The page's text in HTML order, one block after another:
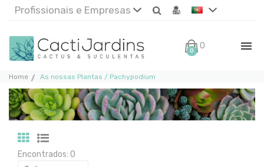
Profissionais e Empresas
0 0€
Home As nossas Plantas / Pachypodium
Encontrados: 0